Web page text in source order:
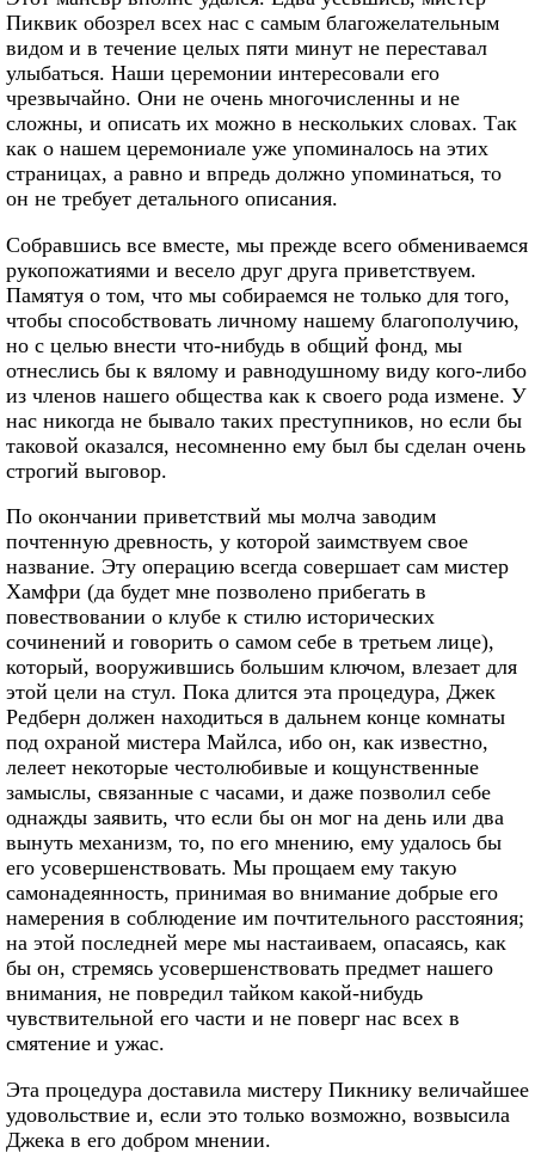
Пиквик обозрел всех нас с самым благожелательным
видом и в течение целых пяти минут не переставал
улыбаться. Наши церемонии интересовали его
чрезвычайно. Они не очень многочисленны и не
сложны, и описать их можно в нескольких словах. Так
как о нашем церемониале уже упоминалось на этих
страницах, а равно и впредь должно упоминаться, то
он не требует детального описания.
Собравшись все вместе, мы прежде всего обмениваемся
рукопожатиями и весело друг друга приветствуем.
Памятуя о том, что мы собираемся не только для того,
чтобы способствовать личному нашему благополучию,
но с целью внести что-нибудь в общий фонд, мы
отнеслись бы к вялому и равнодушному виду кого-либо
из членов нашего общества как к своего рода измене. У
нас никогда не бывало таких преступников, но если бы
таковой оказался, несомненно ему был бы сделан очень
строгий выговор.
По окончании приветствий мы молча заводим
почтенную древность, у которой заимствуем свое
название. Эту операцию всегда совершает сам мистер
Хамфри (да будет мне позволено прибегать в
повествовании о клубе к стилю исторических
сочинений и говорить о самом себе в третьем лице),
который, вооружившись большим ключом, влезает для
этой цели на стул. Пока длится эта процедура, Джек
Редберн должен находиться в дальнем конце комнаты
под охраной мистера Майлса, ибо он, как известно,
лелеет некоторые честолюбивые и кощунственные
замыслы, связанные с часами, и даже позволил себе
однажды заявить, что если бы он мог на день или два
вынуть механизм, то, по его мнению, ему удалось бы
его усовершенствовать. Мы прощаем ему такую
самонадеянность, принимая во внимание добрые его
намерения в соблюдение им почтительного расстояния;
на этой последней мере мы настаиваем, опасаясь, как
бы он, стремясь усовершенствовать предмет нашего
внимания, не повредил тайком какой-нибудь
чувствительной его части и не поверг нас всех в
смятение и ужас.
Эта процедура доставила мистеру Пикнику величайшее
удовольствие и, если это только возможно, возвысила
Джека в его добром мнении.